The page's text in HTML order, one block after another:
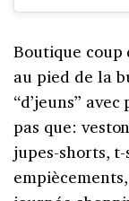
Boutique coup
au pied de la
“d’jeuns”
pas que:
jupes-shorts,